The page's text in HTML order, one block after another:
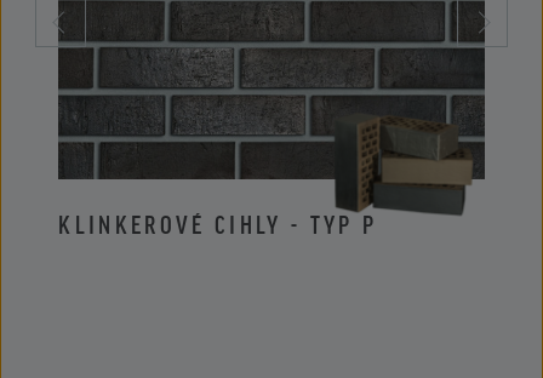
KLINKEROVÉ CIHLY - TYP P